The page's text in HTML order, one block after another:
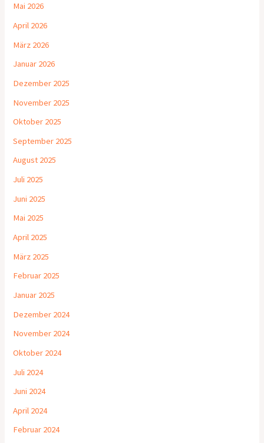
Mai 2026
April 2026
März 2026
Januar 2026
Dezember 2025
November 2025
Oktober 2025
September 2025
August 2025
Juli 2025
Juni 2025
Mai 2025
April 2025
März 2025
Februar 2025
Januar 2025
Dezember 2024
November 2024
Oktober 2024
Juli 2024
Juni 2024
April 2024
Februar 2024